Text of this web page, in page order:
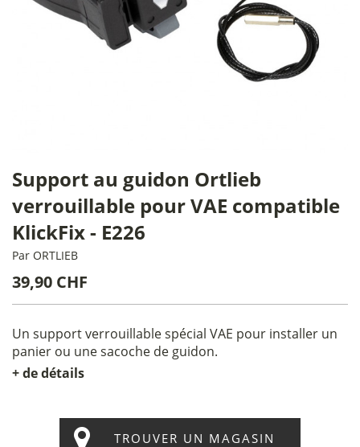
Support au guidon Ortlieb
verrouillable pour VAE compatible
KlickFix - E226
Par ORTLIEB
39,90 CHF
Un support verrouillable spécial VAE pour installer un
panier ou une sacoche de guidon.
+ de détails
TROUVER UN MAGASIN